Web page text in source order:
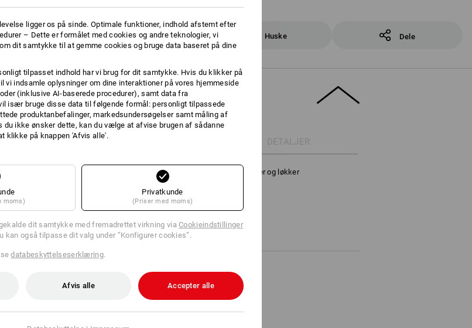
Huske Dele
DETALJER
Værktøjstavle til låg med 12 forskellige lommer og løkker
STRAUSSbox 145 large
STRAUSSbox 280 large
ligger os på sinde. Optimale funktioner, indhold afstemt efter
– Dette er formålet med cookies og andre teknologier, vi
dit samtykke til at gemme cookies og bruge data baseret på dine
tilpasset indhold har vi brug for dit samtykke. Hvis du klikker på
vi indsamle oplysninger om dine interaktioner på vores hjemmeside
(inklusive AI-baserede procedurer), samt data fra
især bruge disse data til følgende formål: personligt tilpassede
produktanbefalinger, markedsundersøgelser samt måling af
du ikke ønsker dette, kan du vælge at afvise brugen af sådanne
klikke på knappen 'Afvis alle'.
moms)
Privatkunde
(Priser med moms)
dit samtykke med fremadrettet virkning viaCookieindstillinger
kan også tilpasse dit valg under ”Konfigurer cookies”.
sedatabeskyttelseserklæring.
Afvis alle Accepter alle